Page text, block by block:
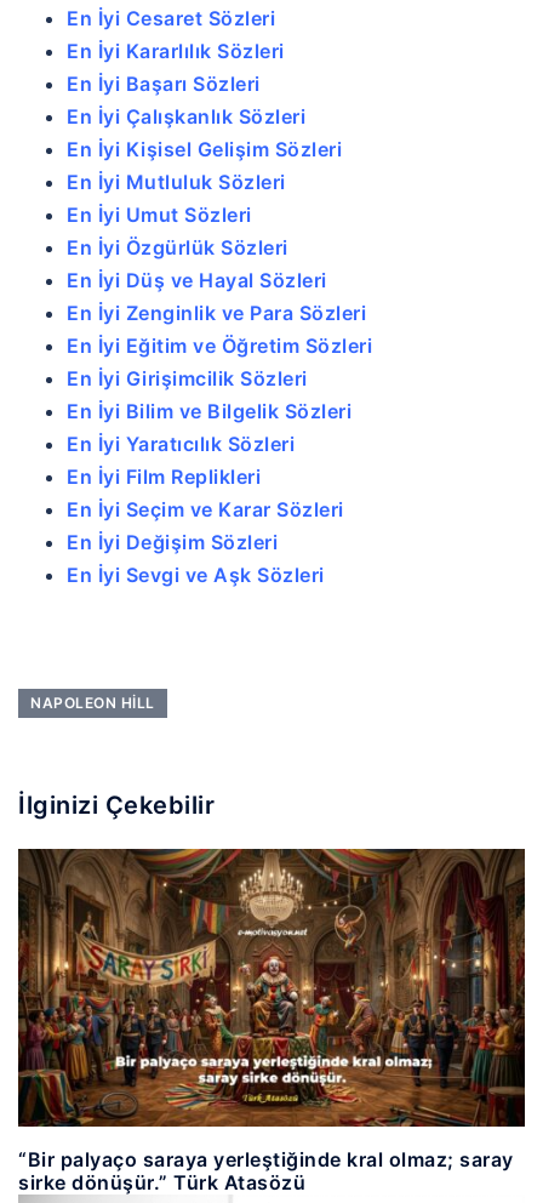
En İyi Cesaret Sözleri
En İyi Kararlılık Sözleri
En İyi Başarı Sözleri
En İyi Çalışkanlık Sözleri
En İyi Kişisel Gelişim Sözleri
En İyi Mutluluk Sözleri
En İyi Umut Sözleri
En İyi Özgürlük Sözleri
En İyi Düş ve Hayal Sözleri
En İyi Zenginlik ve Para Sözleri
En İyi Eğitim ve Öğretim Sözleri
En İyi Girişimcilik Sözleri
En İyi Bilim ve Bilgelik Sözleri
En İyi Yaratıcılık Sözleri
En İyi Film Replikleri
En İyi Seçim ve Karar Sözleri
En İyi Değişim Sözleri
En İyi Sevgi ve Aşk Sözleri
NAPOLEON HILL
İlginizi Çekebilir
“Bir palyaço saraya yerleştiğinde kral olmaz; saray
sirke dönüşür.” Türk Atasözü